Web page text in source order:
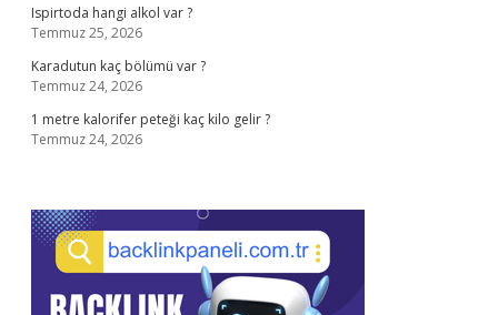
Ispirtoda hangi alkol var ?
Temmuz 25, 2026
Karadutun kaç bölümü var ?
Temmuz 24, 2026
1 metre kalorifer peteği kaç kilo gelir ?
Temmuz 24, 2026